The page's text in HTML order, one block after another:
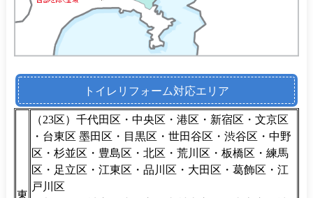
トイレリフォーム対応エリア
東
（23区）千代田区・中央区・港区・新宿区・文京区
・台東区 墨田区・目黒区・世田谷区・渋谷区・中野
区・杉並区・豊島区・北区・荒川区・板橋区・練馬
区・足立区・江東区・品川区・大田区・葛飾区・江
戸川区